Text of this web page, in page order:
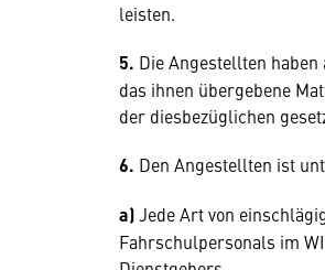
leisten.
5. Die Angestellten
das ihnen übergebene
der diesbezüglichen
6. Den Angestellten ist
a)Jede Art von
Fahrschulpersonals im